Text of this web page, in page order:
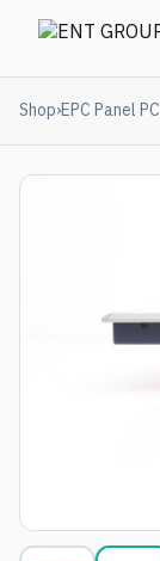
Shop›EPC Panel PC